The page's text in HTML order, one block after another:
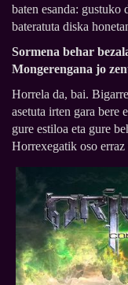
baten esanda: gustuko
bateratuta diska
Sormena behar
Mongerengana jo
Horrela da, bai.
asetuta irten gara bere
gure estiloa eta gure
Horrexegatik oso